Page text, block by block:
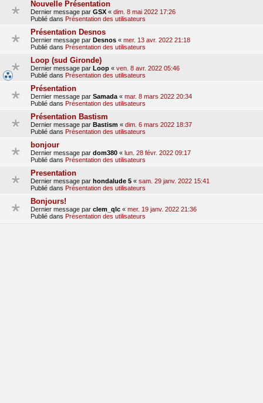
Nouvelle Présentation
Dernier message par GSX « dim. 8 mai 2022 17:26
Publié dans Présentation des utilisateurs
Présentation Desnos
Dernier message par Desnos « mer. 13 avr. 2022 21:18
Publié dans Présentation des utilisateurs
Loop (sud Gironde)
Dernier message par Loop « ven. 8 avr. 2022 05:46
Publié dans Présentation des utilisateurs
Présentation
Dernier message par Samada « mar. 8 mars 2022 20:34
Publié dans Présentation des utilisateurs
Présentation Bastism
Dernier message par Bastism « dim. 6 mars 2022 18:37
Publié dans Présentation des utilisateurs
bonjour
Dernier message par dom380 « lun. 28 févr. 2022 09:17
Publié dans Présentation des utilisateurs
Presentation
Dernier message par hondalude 5 « sam. 29 janv. 2022 15:41
Publié dans Présentation des utilisateurs
Bonjours!
Dernier message par clem_qlc « mer. 19 janv. 2022 21:36
Publié dans Présentation des utilisateurs